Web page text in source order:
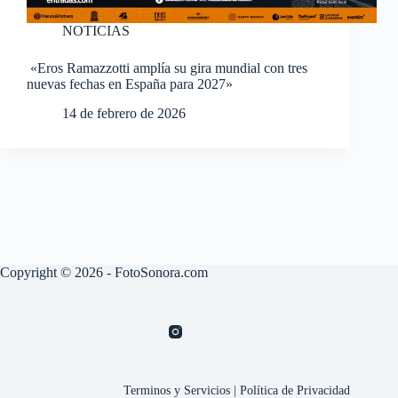
NOTICIAS
«Eros Ramazzotti amplía su gira mundial con tres
nuevas fechas en España para 2027»
14 de febrero de 2026
Copyright © 2026 - FotoSonora.com
Terminos y Servicios |Política de Privacidad